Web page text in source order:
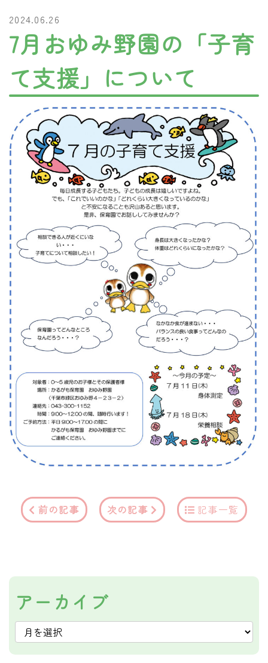
2024.06.26
7月おゆみ野園の「子育
て支援」について
前の記事 次の記事 記事一覧
アーカイブ